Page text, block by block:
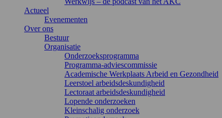
Actueel
Evenementen
Over ons
Bestuur
Organisatie
Onderzoeksprogramma
Programma-adviescommissie
Academische Werkplaats Arbeid en Gezondheid
Leerstoel arbeidsdeskundigheid
Lectoraat arbeidsdeskundigheid
Lopende onderzoeken
Kleinschalig onderzoek